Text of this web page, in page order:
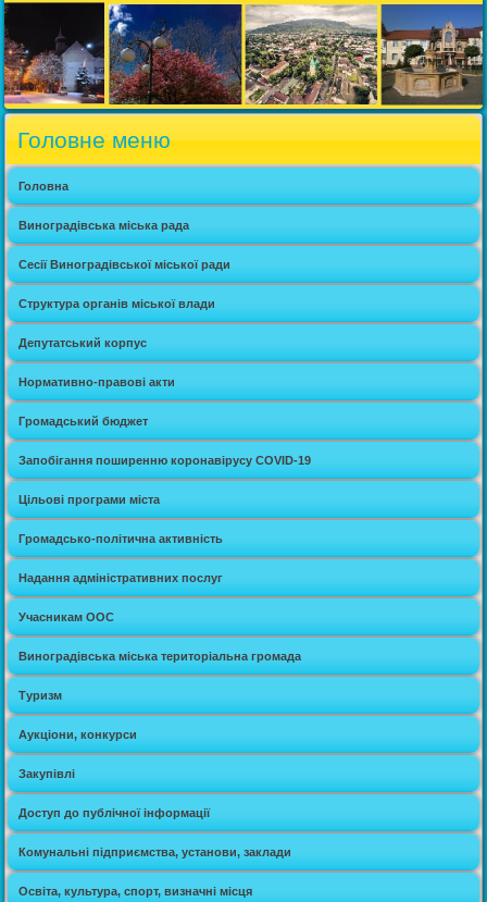
Головне меню
Головна
Виноградівська міська рада
Сесії Виноградівської міської ради
Структура органів міської влади
Депутатський корпус
Нормативно-правові акти
Громадський бюджет
Запобігання поширенню коронавірусу COVID-19
Цільові програми міста
Громадсько-політична активність
Надання адміністративних послуг
Учасникам ООС
Виноградівська міська територіальна громада
Туризм
Аукціони, конкурси
Закупівлі
Доступ до публічної інформації
Комунальні підприємства, установи, заклади
Освіта, культура, спорт, визначні місця